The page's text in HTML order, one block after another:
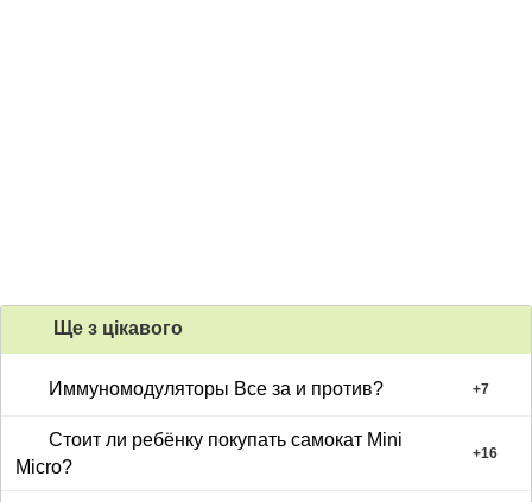
Ще з цiкавого
Иммуномодуляторы Все за и против? +7
Стоит ли ребёнку покупать самокат Mini
Micro?
+16